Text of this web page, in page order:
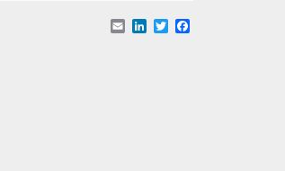
Facebook
Twitter
LinkedIn